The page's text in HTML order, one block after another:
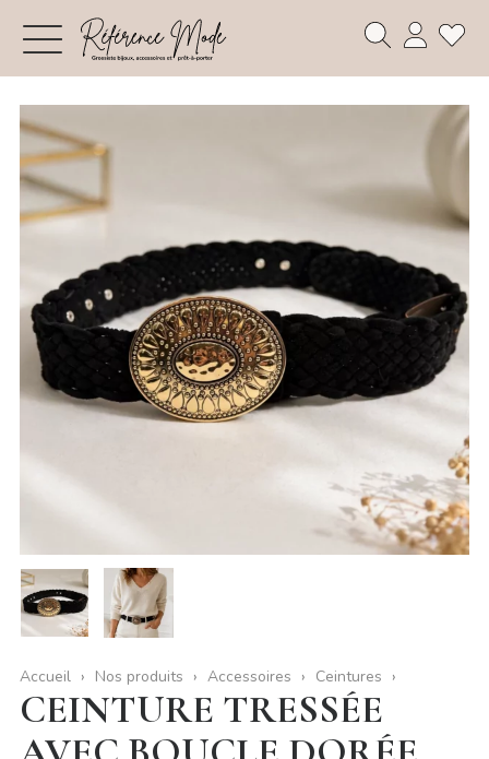
Accueil Nos produits Accessoires Ceintures
CEINTURE TRESSÉE